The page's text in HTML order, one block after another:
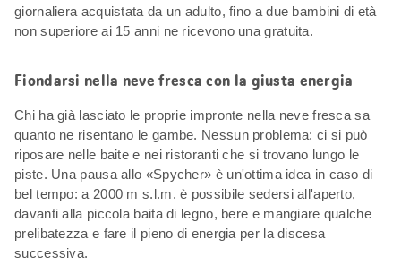
giornaliera acquistata da un adulto, fino a due bambini di età
non superiore ai 15 anni ne ricevono una gratuita.
Fiondarsi nella neve fresca con la giusta energia
Chi ha già lasciato le proprie impronte nella neve fresca sa
quanto ne risentano le gambe. Nessun problema: ci si può
riposare nelle baite e nei ristoranti che si trovano lungo le
piste. Una pausa allo «Spycher» è un'ottima idea in caso di
bel tempo: a 2000 m s.l.m. è possibile sedersi all'aperto,
davanti alla piccola baita di legno, bere e mangiare qualche
prelibatezza e fare il pieno di energia per la discesa
successiva.